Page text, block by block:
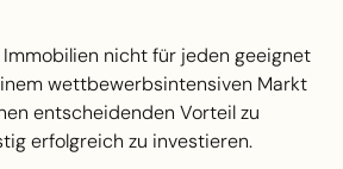
nicht für jeden geeignet
wettbewerbsintensiven Markt
entscheidenden Vorteil zu
erfolgreich zu investieren.